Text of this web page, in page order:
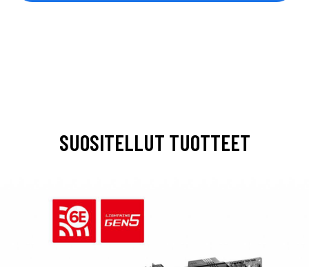
SUOSITELLUT TUOTTEET